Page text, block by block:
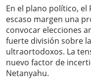
En el plano político,
escaso margen una
convocar elecciones
fuerte división sobre
ultraortodoxos. La
nuevo factor de
Netanyahu.